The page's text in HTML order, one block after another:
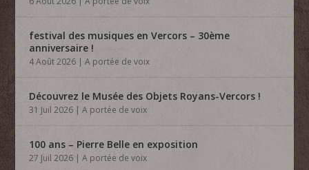
festival des musiques en Vercors – 30ème
anniversaire !
4 Août 2026 |A portée de voix
Découvrez le Musée des Objets Royans-Vercors !
31 Juil 2026 |A portée de voix
100 ans – Pierre Belle en exposition
27 Juil 2026 |A portée de voix